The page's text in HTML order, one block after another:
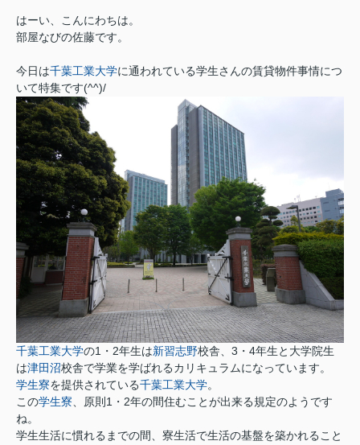
はーい、こんにわちは。
部屋なびの佐藤です。
今日は千葉工業大学に通われている学生さんの賃貸物件事情につ
いて特集です(^^)/
千葉工業大学の1・2年生は新習志野校舎、3・4年生と大学院生
は津田沼校舎で学業を学ばれるカリキュラムになっています。
学生寮を提供されている千葉工業大学。
この学生寮 、原則1・2年の間住むことが出来る規定のようです
ね。
学生生活に慣れるまでの間、寮生活で生活の基盤を築かれること